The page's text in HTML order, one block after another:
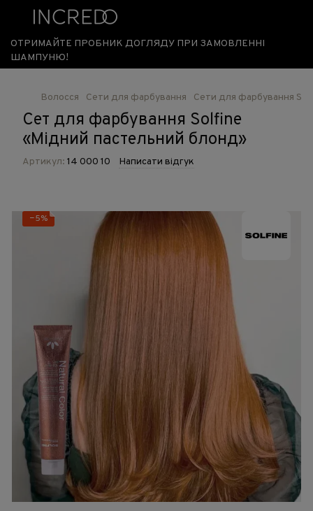
ОТРИМАЙТЕ ПРОБНИК ДОГЛЯДУ ПРИ ЗАМОВЛЕННІ
ШАМПУНЮ!
Волосся Сети для фарбування Сети для фарбування
Сет для фарбування Solfine
«Мідний пастельний блонд»
Артикул: 14 000 10 Написати відгук
−5%